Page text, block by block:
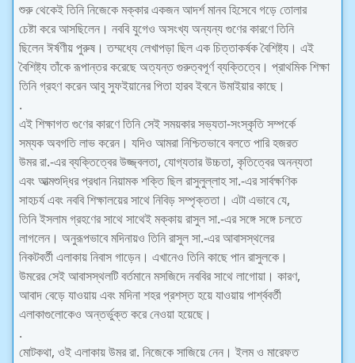
শুরু থেকেই তিনি নিজেকে মক্কার একজন আদর্শ মানব হিসেবে গড়ে তােলার
চেষ্টা করে আসছিলেন। নববি যুগেও অসংখ্য অন্যন্য গুণের কারণে তিনি
ছিলেন ঈর্ষণীয় পুরুষ। তম্মধ্যে লেখাপড়া ছিল এক চিত্তাকর্ষক বৈশিষ্ট্য। এই
বৈশিষ্ট্য তাঁকে রূপান্তর করেছে অত্যন্ত গুরুত্বপূর্ণ ব্যক্তিত্বে। প্রাথমিক শিক্ষা
তিনি গ্রহণ করেন আবু সুফইয়ানের পিতা হারব ইবনে উমাইয়ার কাছে।
.
এই শিক্ষাগত গুণের কারণে তিনি সেই সময়কার সভ্যতা-সংস্কৃতি সম্পর্কে
সম্যক অবগতি লাভ করেন। যদিও আমরা নিশ্চিতভাবে বলতে পারি হজরত
উমর রা.-এর ব্যক্তিত্বের উজ্জ্বলতা, যােগ্যতার উচ্চতা, কৃতিত্বের অনন্যতা
এবং আত্মশুদ্ধির প্রধান নিয়ামক শক্তি ছিল রাসুলুল্লাহ সা.-এর সার্বক্ষণিক
সাহচর্য এবং নববি শিক্ষালয়ের সাথে নিবিড় সম্পৃক্ততা। এটা এভাবে যে,
তিনি ইসলাম গ্রহণের সাথে সাথেই মক্কায় রাসুল সা.-এর সঙ্গে সঙ্গে চলতে
লাগলেন। অনুরূপভাবে মদিনায়ও তিনি রাসুল সা.-এর আবাসস্থলের
নিকটবর্তী এলাকায় নিবাস গাড়েন। এখানেও তিনি কাছে পান রাসুলকে।
উমরের সেই আবাসস্থলটি বর্তমানে মসজিদে নববির সাথে লাগােয়া। কারণ,
আবাদ বেড়ে যাওয়ায় এবং মদিনা শহর প্রশস্ত হয়ে যাওয়ায় পার্শ্ববর্তী
এলাকাগুলােকেও অন্তর্ভুক্ত করে নেওয়া হয়েছে।
.
মােটকথা, ওই এলাকায় উমর রা. নিজেকে সাজিয়ে নেন। ইলম ও মারেফত